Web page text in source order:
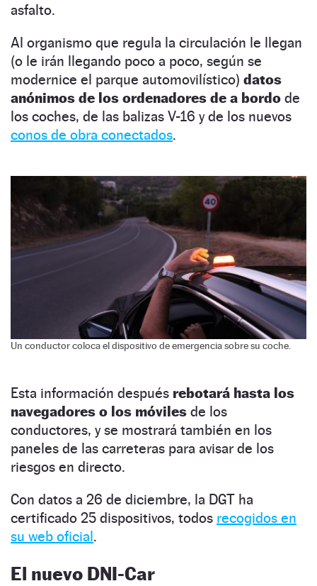
asfalto.
Al organismo que regula la circulación le llegan
(o le irán llegando poco a poco, según se
modernice el parque automovilístico) datos
anónimos de los ordenadores de a bordo de
los coches, de las balizas V-16 y de los nuevos
conos de obra conectados.
Un conductor coloca el dispositivo de emergencia sobre su coche.
Esta información después rebotará hasta los
navegadores o los móviles de los
conductores, y se mostrará también en los
paneles de las carreteras para avisar de los
riesgos en directo.
Con datos a 26 de diciembre, la DGT ha
certificado 25 dispositivos, todos recogidos en
su web oficial.
El nuevo DNI-Car